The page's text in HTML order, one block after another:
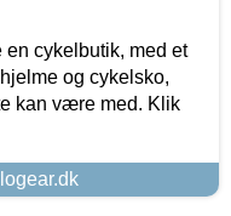
cykelbutik, med et
og cykelsko,
kan være med. Klik